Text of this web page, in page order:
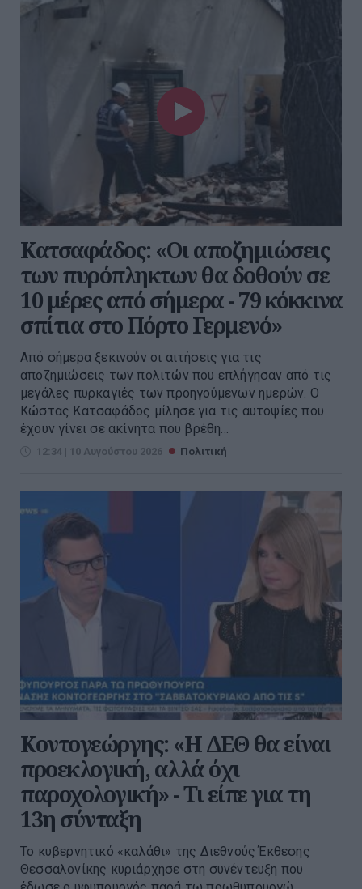
Kατσαφάδος: «Οι αποζημιώσεις
των πυρόπληκτων θα δοθούν σε
10 μέρες από σήμερα - 79 κόκκινα
σπίτια στο Πόρτο Γερμενό»
Από σήμερα ξεκινούν οι αιτήσεις για τις
αποζημιώσεις των πολιτών που επλήγησαν από τις
μεγάλες πυρκαγιές των προηγούμενων ημερών. Ο
Κώστας Κατσαφάδος μίλησε για τις αυτοψίες που
έχουν γίνει σε ακίνητα που βρέθη...
12:34 | 10 Αυγούστου 2026 Πολιτική
Κοντογεώργης: «Η ΔΕΘ θα είναι
προεκλογική, αλλά όχι
παροχολογική» - Τι είπε για τη
13η σύνταξη
Το κυβερνητικό «καλάθι» της Διεθνούς Έκθεσης
Θεσσαλονίκης κυριάρχησε στη συνέντευξη που